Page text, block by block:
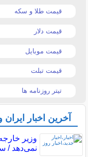
قیمت طلا و سکه
قیمت دلار
قیمت موبایل
قیمت تبلت
تیتر روزنامه ها
آخرین اخبار
وزیر
نمی‌دهد /